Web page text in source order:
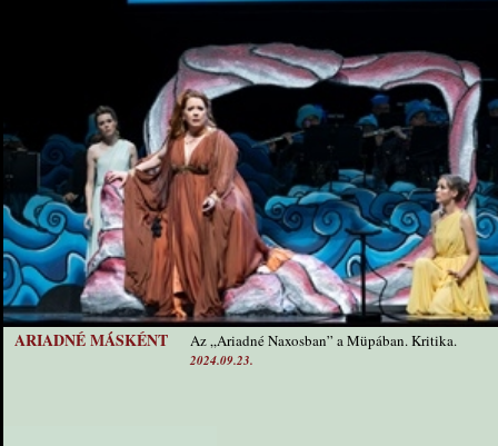
ARIADNÉ MÁSKÉNT Az „Ariadné Naxosban” a Müpában. Kritika.
2024.09.23.